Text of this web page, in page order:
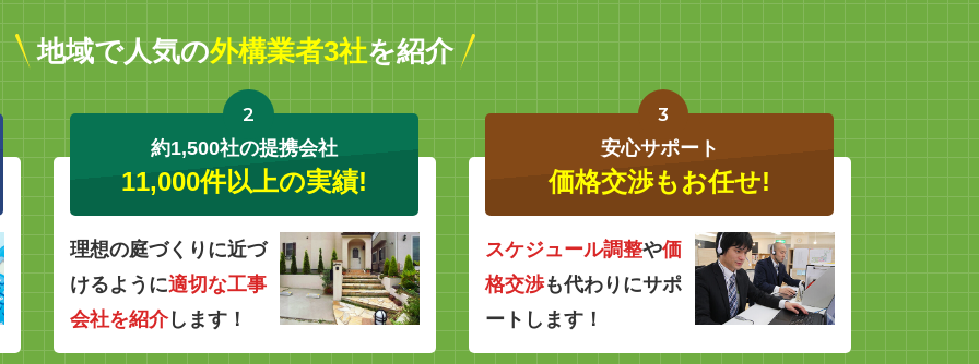
地域で人気の外構業者3社を紹介
2
約1,500社の提携会社
11,000件以上の実績!
理想の庭づくりに近づ
けるように適切な工事
会社を紹介します！
3
安心サポート
価格交渉もお任せ!
スケジュール調整や価
格交渉も代わりにサポ
ートします！